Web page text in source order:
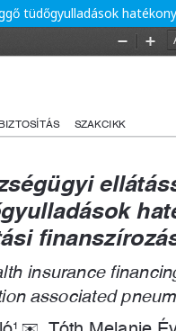
tüdőgyulladások